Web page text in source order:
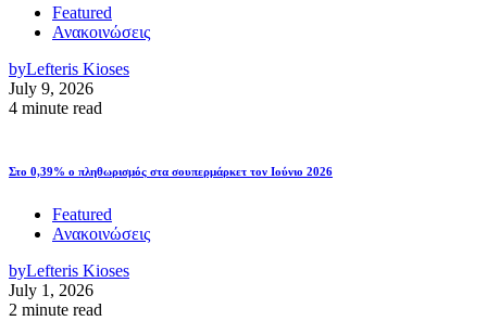
Featured
Ανακοινώσεις
byLefteris Kioses
July 9, 2026
4 minute read
Στο 0,39% ο πληθωρισμός στα σουπερμάρκετ τον Ιούνιο 2026
Featured
Ανακοινώσεις
byLefteris Kioses
July 1, 2026
2 minute read